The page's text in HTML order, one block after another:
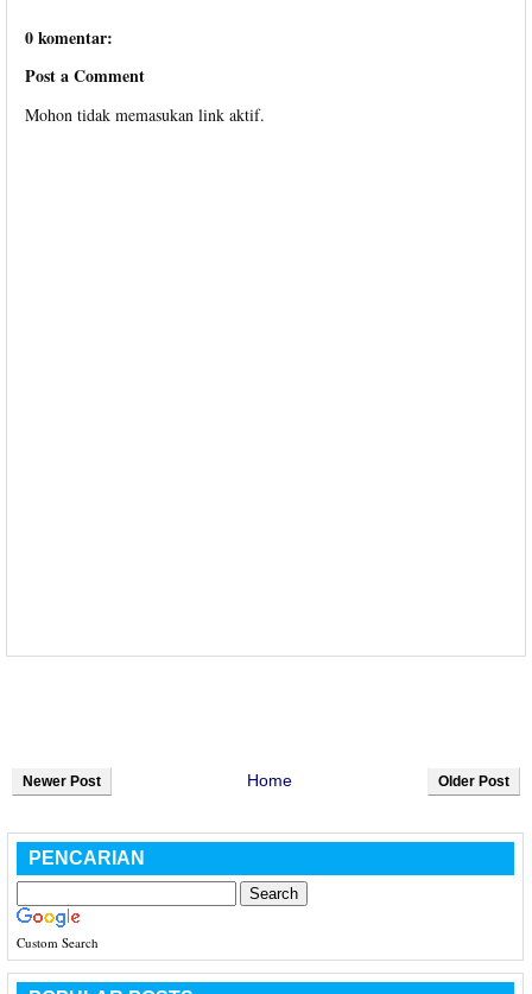
0 komentar:
Post a Comment
Mohon tidak memasukan link aktif.
Newer Post Older Post
Home
PENCARIAN
Custom Search